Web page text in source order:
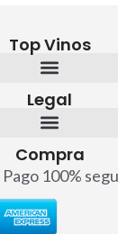
Top Vinos
Legal
Compra
Pago 100%